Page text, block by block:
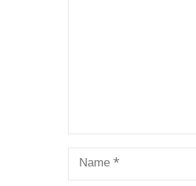
Name